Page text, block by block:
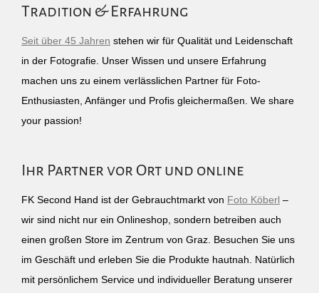
Tradition & Erfahrung
Seit über 45 Jahren stehen wir für Qualität und Leidenschaft
in der Fotografie. Unser Wissen und unsere Erfahrung
machen uns zu einem verlässlichen Partner für Foto-
Enthusiasten, Anfänger und Profis gleichermaßen. We share
your passion!
Ihr Partner vor Ort und online
FK Second Hand ist der Gebrauchtmarkt von Foto Köberl –
wir sind nicht nur ein Onlineshop, sondern betreiben auch
einen großen Store im Zentrum von Graz. Besuchen Sie uns
im Geschäft und erleben Sie die Produkte hautnah. Natürlich
mit persönlichem Service und individueller Beratung unserer